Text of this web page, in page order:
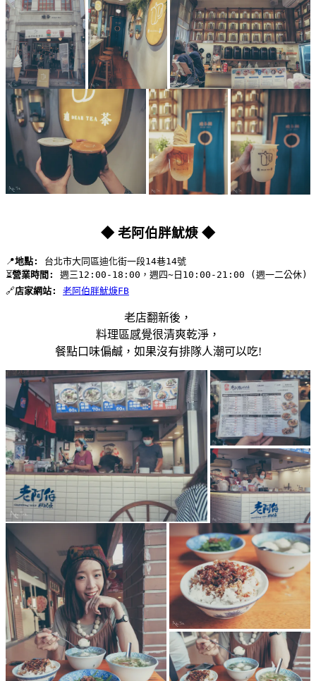
◆ 老阿伯胖魷焿 ◆
📍地點:
台北市大同區迪化街一段14巷14號
⏳營業時間:
週三12:00-18:00，週四~日10:00-21:00 (週一二公休)
🔗店家網站: 老阿伯胖魷焿FB
老店翻新後，
料理區感覺很清爽乾淨，
餐點口味偏鹹，如果沒有排隊人潮可以吃!